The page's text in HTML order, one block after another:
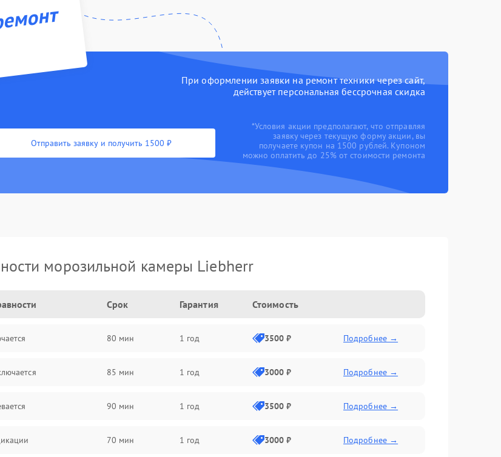
При оформлении заявки на ремонт техники через сайт,
действует персональная бессрочная скидка
Отправить заявку и получить 1500 ₽
*Условия акции предполагают, что отправляя
заявку через текущую форму акции, вы
получаете купон на 1500 рублей. Купоном
можно оплатить до 25% от стоимости ремонта
морозильной камеры Liebherr
Срок Гарантия Стоимость
80 мин 1 год 3500 ₽ Подробнее →
85 мин 1 год 3000 ₽ Подробнее →
90 мин 1 год 3500 ₽ Подробнее →
70 мин 1 год 3000 ₽ Подробнее →